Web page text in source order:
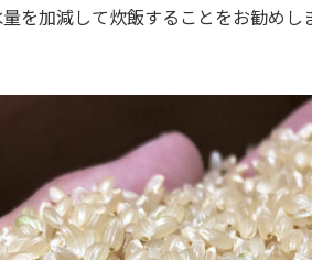
を加減して炊飯することをお勧めし